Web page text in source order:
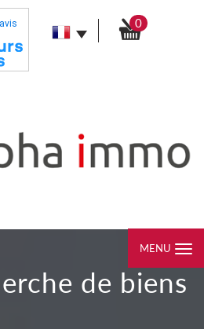
0
MENU
de biens